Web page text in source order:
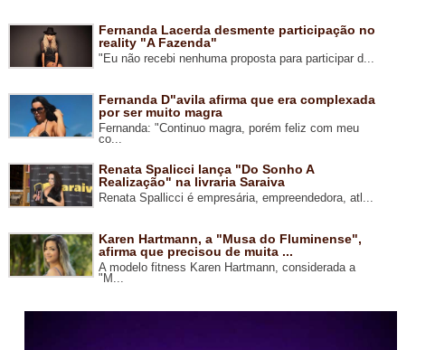
Fernanda Lacerda desmente participação no
reality "A Fazenda"
"Eu não recebi nenhuma proposta para participar d...
Fernanda D"avila afirma que era complexada
por ser muito magra
Fernanda: "Continuo magra, porém feliz com meu
co...
Renata Spalicci lança "Do Sonho A
Realização" na livraria Saraiva
Renata Spallicci é empresária, empreendedora, atl...
Karen Hartmann, a "Musa do Fluminense",
afirma que precisou de muita ...
A modelo fitness Karen Hartmann, considerada a
"M...